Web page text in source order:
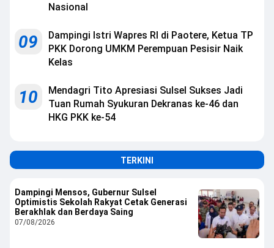
Nasional
09
Dampingi Istri Wapres RI di Paotere, Ketua TP
PKK Dorong UMKM Perempuan Pesisir Naik
Kelas
10
Mendagri Tito Apresiasi Sulsel Sukses Jadi
Tuan Rumah Syukuran Dekranas ke-46 dan
HKG PKK ke-54
TERKINI
Dampingi Mensos, Gubernur Sulsel
Optimistis Sekolah Rakyat Cetak Generasi
Berakhlak dan Berdaya Saing
07/08/2026